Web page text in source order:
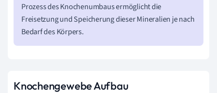
Prozess des Knochenumbaus ermöglicht die
Freisetzung und Speicherung dieser Mineralien je nach
Bedarf des Körpers.
Knochengewebe Aufbau